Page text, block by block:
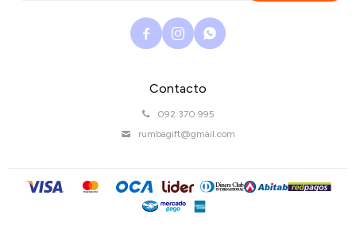
Contacto
092 370 995
rumbagift@gmail.com
  